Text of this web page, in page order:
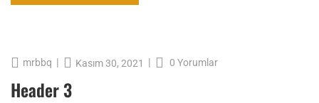
mrbbq | Kasım 30, 2021 | 0 Yorumlar
Header 3